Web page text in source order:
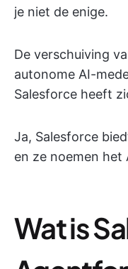
je niet de enige.
De verschuiving
autonome AI-
Salesforce heeft
Ja, Salesforce
en ze noemen het
Wat is